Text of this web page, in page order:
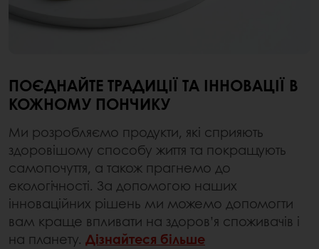
ПОЄДНАЙТЕ ТРАДИЦІЇ ТА ІННОВАЦІЇ В
КОЖНОМУ ПОНЧИКУ
Ми розробляємо продукти, які сприяють
здоровішому способу життя та покращують
самопочуття, а також прагнемо до
екологічності. За допомогою наших
інноваційних рішень ми можемо допомогти
вам краще впливати на здоров’я споживачів і
на планету. Дізнайтеся більше